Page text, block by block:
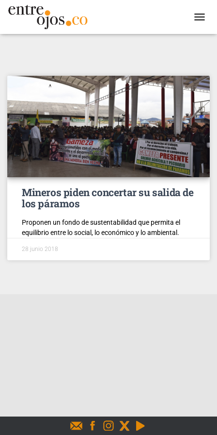
Mineros piden concertar su salida de
los páramos
Proponen un fondo de sustentabilidad que permita el
equilibrio entre lo social, lo económico y lo ambiental.
28 junio 2018